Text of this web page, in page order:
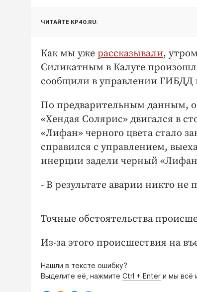
ЧИТАЙТЕ KP40.RU:
Как мы уже рассказывали,
Силикатным в Калуге
сообщили в управлении ГИБДД
По предварительным данным,
«Хендая Солярис» двигался в
«Лифан» черного цвета стало
справился с управлением,
инерции задели черный
- В результате аварии никто
Точные обстоятельства
Из-за этого происшествия на
Нашли в тексте ошибку?
Выделите её, нажмите Ctrl + Enter и мы всё